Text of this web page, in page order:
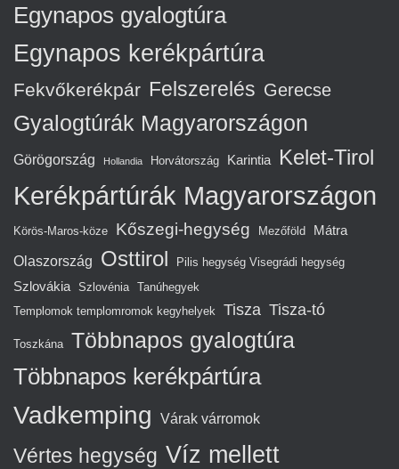
Egynapos gyalogtúra
Egynapos kerékpártúra
Fekvőkerékpár Felszerelés Gerecse
Gyalogtúrák Magyarországon
Görögország Hollandia Horvátország Karintia Kelet-Tirol
Kerékpártúrák Magyarországon
Körös-Maros-köze Kőszegi-hegység Mezőföld Mátra
Olaszország Osttirol Pilis hegység Visegrádi hegység
Szlovákia Szlovénia Tanúhegyek
Templomok templomromok kegyhelyek
Tisza Tisza-tó
Toszkána Többnapos gyalogtúra
Többnapos kerékpártúra
Vadkemping Várak várromok
Vértes hegység Víz mellett